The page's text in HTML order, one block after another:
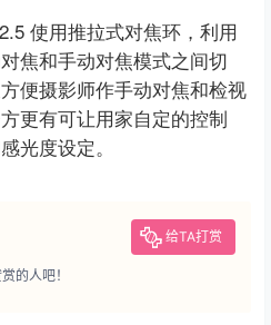
使用推拉式对焦环，利用
焦和手动对焦模式之间切
便摄影师作手动对焦和检视
更有可让用家自定的控制
光度设定。
给TA打赏
的人吧！